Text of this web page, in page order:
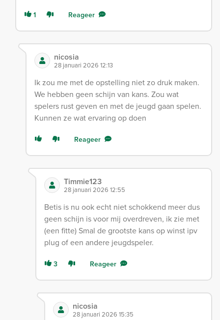
1 Reageer
nicosia
28 januari 2026 12:13
Ik zou me met de opstelling niet zo druk maken.
We hebben geen schijn van kans. Zou wat
spelers rust geven en met de jeugd gaan spelen.
Kunnen ze wat ervaring op doen
Reageer
Timmie123
28 januari 2026 12:55
Betis is nu ook echt niet schokkend meer dus
geen schijn is voor mij overdreven, ik zie met
(een fitte) Smal de grootste kans op winst ipv
plug of een andere jeugdspeler.
3 Reageer
nicosia
28 januari 2026 15:35